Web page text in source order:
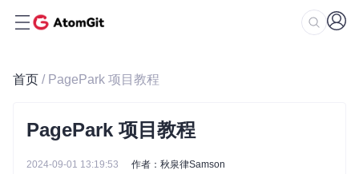
首页 / PagePark 项目教程
PagePark 项目教程
2024-09-01 13:19:53 作者：秋泉律Samson